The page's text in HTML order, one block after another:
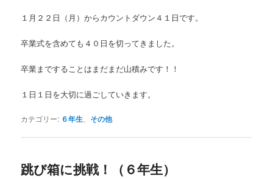
１月２２日（月）からカウントダウン４１日です。
卒業式を含めても４０日を切ってきました。
卒業まですることはまだまだ山積みです！！
１日１日を大切に過ごしていきます。
カテゴリー: ６年生 その他
跳び箱に挑戦！（６年生）